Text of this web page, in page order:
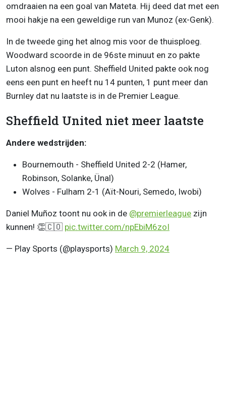
omdraaien na een goal van Mateta. Hij deed dat met een
mooi hakje na een geweldige run van Munoz (ex-Genk).
In de tweede ging het alnog mis voor de thuisploeg.
Woodward scoorde in de 96ste minuut en zo pakte
Luton alsnog een punt. Sheffield United pakte ook nog
eens een punt en heeft nu 14 punten, 1 punt meer dan
Burnley dat nu laatste is in de Premier League.
Sheffield United niet meer laatste
Andere wedstrijden:
Bournemouth - Sheffield United 2-2 (Hamer,
Robinson, Solanke, Ünal)
Wolves - Fulham 2-1 (Aït-Nouri, Semedo, Iwobi)
Daniel Muñoz toont nu ook in de @premierleague zijn
kunnen! 👏🇨🇴 pic.twitter.com/npEbiM6zoI
— Play Sports (@playsports) March 9, 2024